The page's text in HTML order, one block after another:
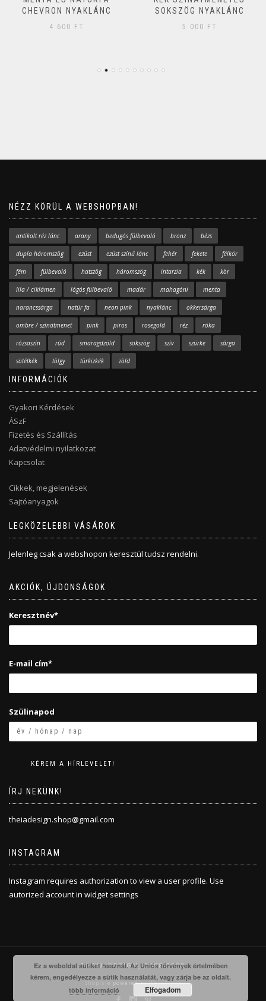
CHEVRON NYAKLÁNC
4 600 FT
SOKSZÖG NYAKLÁNC
5 000 FT
NÉZZ KÖRÜL A WEBSHOPBAN!
antikolt réz lánc arany bedugós fülbevaló bronz bézs
dupla háromszög ezüst ezüst színű lánc fehér fekete félkör
fém fülbevaló hatszög háromszög intarzia kék kör
lila / ciklámen lógós fülbevaló madár mahagóni menta
narancssárga natúr fa neon pink nyaklánc okkersárga
ombre / színátmenet pink piros rosegold réz róka
rózsaszín rúd smaragdzöld sokszög szív szürke sárga
sötétkék tölgy türkizkék zöld
INFORMÁCIÓK
Gyakori Kérdések
ÁSzF
Fizetés és Szállítás
Adatvédelmi nyilatkozat
Kapcsolat
Cikkek, megjelenések
Sajtóanyagok
LEGKÖZELEBBI VÁSÁROK
Jelenleg csak a webshopon keresztül tudsz rendelni.
AKCIÓK, ÚJDONSÁGOK
Keresztnév*
E-mail cím*
Szülinapod
ÍRJ NEKÜNK!
theiadesign.shop@gmail.com
INSTAGRAM
Instagram requires authorization to view a user profile. Use
autorized account in widget settings
THEIA DESIGN, 2008-2020
powered byWordPress
Ez a weboldal sütiket használ. Az Uniós törvények értelmében
kérem, engedélyezze a sütik használatát, vagy zárja be az oldalt.
több információ
Elfogadom